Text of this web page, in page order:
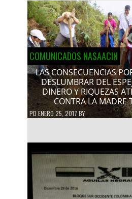
COMUNICADOS NASAACIN
LAS CONSECUENCIAS
DESLUMBRAR DEL
DINERO Y RIQUEZAS
CONTRA LA MADRE
PDENERO 25, 2017 BY